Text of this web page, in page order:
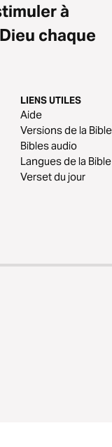
à
chaque
LIENS UTILES
Aide
Versions de la Bible
Bibles audio
Langues de la Bible
Verset du jour